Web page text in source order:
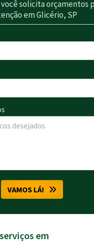
você solicita orçamentos
em Glicério, SP
VAMOS LÁ!
em